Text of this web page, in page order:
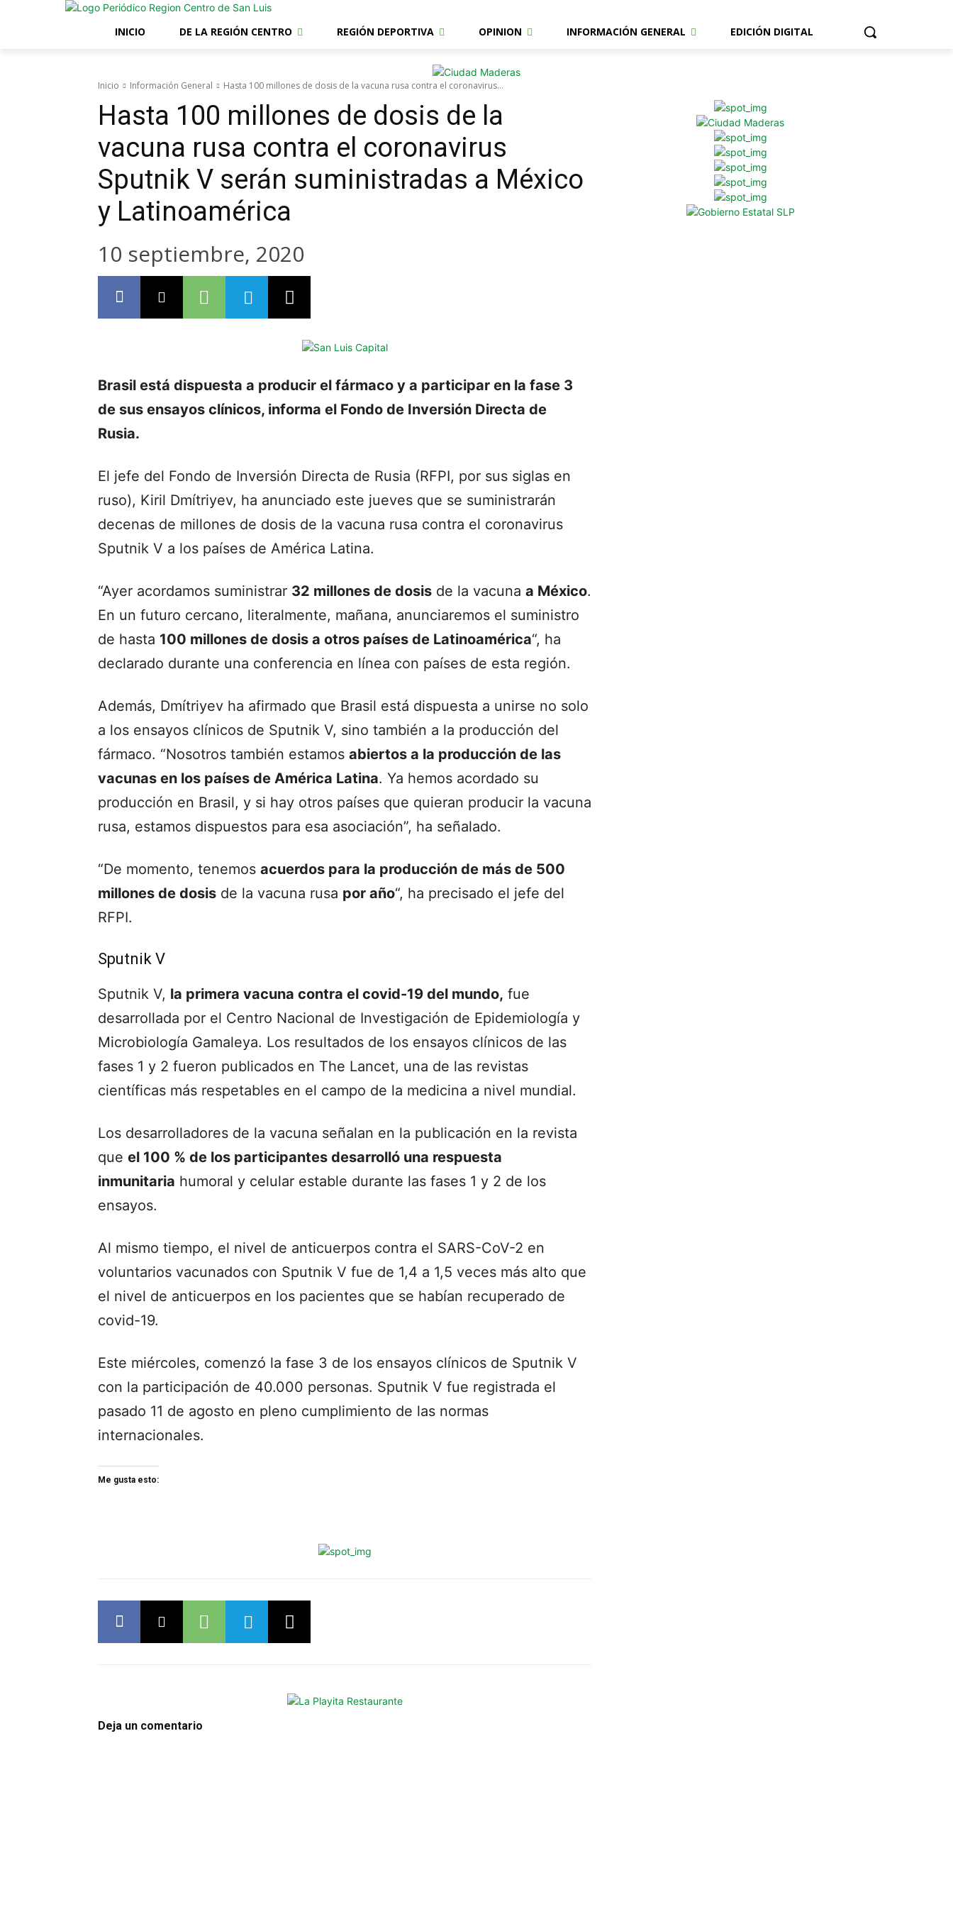
INICIO DE LA REGIÓN CENTRO REGIÓN DEPORTIVA OPINION INFORMACIÓN GENERAL EDICIÓN DIGITAL
Inicio Información General Hasta 100 millones de dosis de la vacuna rusa contra el coronavirus...
Hasta 100 millones de dosis de la
vacuna rusa contra el coronavirus
Sputnik V serán suministradas a México
y Latinoamérica
10 septiembre, 2020
Brasil está dispuesta a producir el fármaco y a participar en la fase 3
de sus ensayos clínicos, informa el Fondo de Inversión Directa de
Rusia.
El jefe del Fondo de Inversión Directa de Rusia (RFPI, por sus siglas en
ruso), Kiril Dmítriyev, ha anunciado este jueves que se suministrarán
decenas de millones de dosis de la vacuna rusa contra el coronavirus
Sputnik V a los países de América Latina.
“Ayer acordamos suministrar 32 millones de dosis de la vacuna a México.
En un futuro cercano, literalmente, mañana, anunciaremos el suministro
de hasta 100 millones de dosis a otros países de Latinoamérica“, ha
declarado durante una conferencia en línea con países de esta región.
Además, Dmítriyev ha afirmado que Brasil está dispuesta a unirse no solo
a los ensayos clínicos de Sputnik V, sino también a la producción del
fármaco. “Nosotros también estamos abiertos a la producción de las
vacunas en los países de América Latina. Ya hemos acordado su
producción en Brasil, y si hay otros países que quieran producir la vacuna
rusa, estamos dispuestos para esa asociación”, ha señalado.
“De momento, tenemos acuerdos para la producción de más de 500
millones de dosis de la vacuna rusa por año“, ha precisado el jefe del
RFPI.
Sputnik V
Sputnik V, la primera vacuna contra el covid-19 del mundo, fue
desarrollada por el Centro Nacional de Investigación de Epidemiología y
Microbiología Gamaleya. Los resultados de los ensayos clínicos de las
fases 1 y 2 fueron publicados en The Lancet, una de las revistas
científicas más respetables en el campo de la medicina a nivel mundial.
Los desarrolladores de la vacuna señalan en la publicación en la revista
que el 100 % de los participantes desarrolló una respuesta
inmunitaria humoral y celular estable durante las fases 1 y 2 de los
ensayos.
Al mismo tiempo, el nivel de anticuerpos contra el SARS-CoV-2 en
voluntarios vacunados con Sputnik V fue de 1,4 a 1,5 veces más alto que
el nivel de anticuerpos en los pacientes que se habían recuperado de
covid-19.
Este miércoles, comenzó la fase 3 de los ensayos clínicos de Sputnik V
con la participación de 40.000 personas. Sputnik V fue registrada el
pasado 11 de agosto en pleno cumplimiento de las normas
internacionales.
Me gusta esto:
Deja un comentario